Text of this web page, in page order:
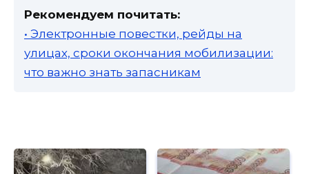
Рекомендуем почитать:
• Электронные повестки, рейды на
улицах, сроки окончания мобилизации:
что важно знать запасникам